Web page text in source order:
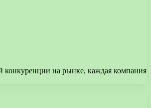
на рынке, каждая компания